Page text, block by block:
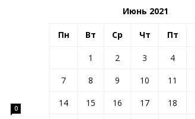
0
Июнь 2021
Пн Вт Ср Чт Пт
1 2 3 4
7
8 9 10 11
14
15 16 17 18